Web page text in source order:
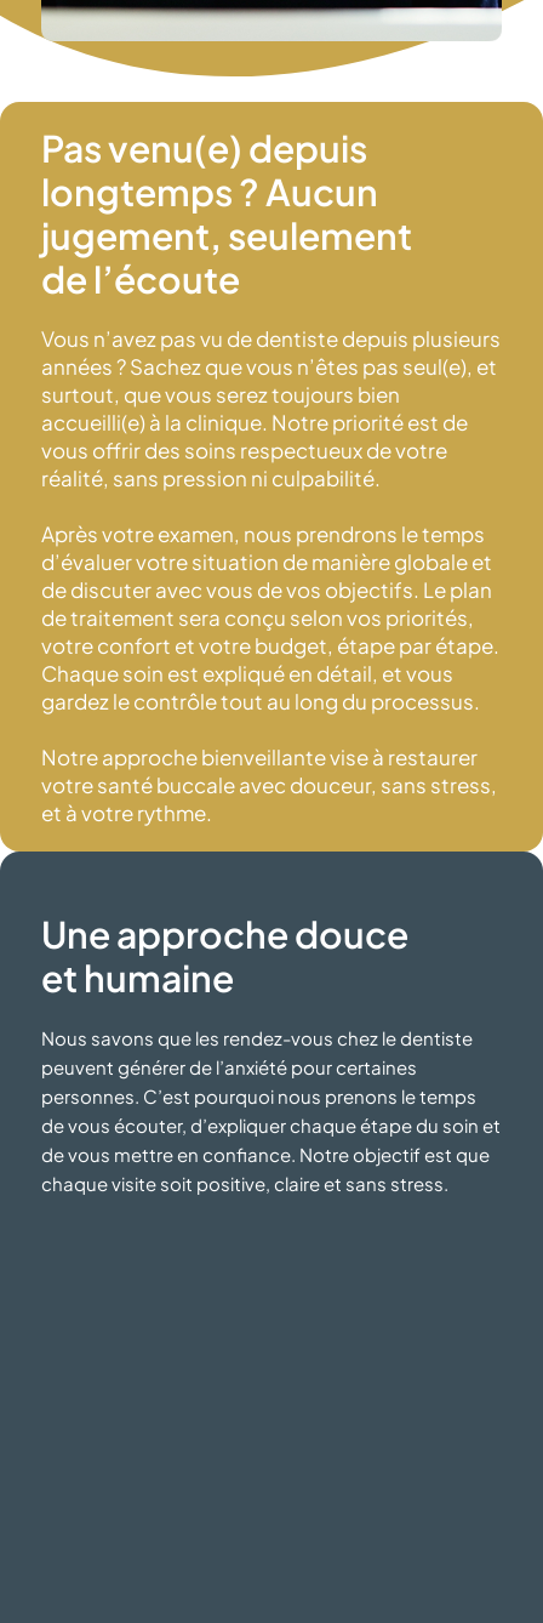
Pas venu(e) depuis
longtemps ? Aucun
jugement, seulement
de l’écoute
Vous n’avez pas vu de dentiste depuis plusieurs
années ? Sachez que vous n’êtes pas seul(e), et
surtout, que vous serez toujours bien
accueilli(e) à la clinique. Notre priorité est de
vous offrir des soins respectueux de votre
réalité, sans pression ni culpabilité.
Après votre examen, nous prendrons le temps
d’évaluer votre situation de manière globale et
de discuter avec vous de vos objectifs. Le plan
de traitement sera conçu selon vos priorités,
votre confort et votre budget, étape par étape.
Chaque soin est expliqué en détail, et vous
gardez le contrôle tout au long du processus.
Notre approche bienveillante vise à restaurer
votre santé buccale avec douceur, sans stress,
et à votre rythme.
Une approche douce
et humaine
Nous savons que les rendez-vous chez le dentiste
peuvent générer de l’anxiété pour certaines
personnes. C’est pourquoi nous prenons le temps
de vous écouter, d’expliquer chaque étape du soin et
de vous mettre en confiance. Notre objectif est que
chaque visite soit positive, claire et sans stress.